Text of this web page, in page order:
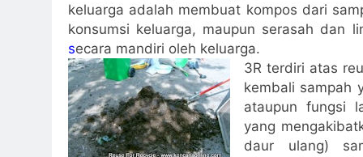
keluarga adalah membuat kompos dari
konsumsi keluarga, maupun serasah dan
secara mandiri oleh keluarga.
3R terdiri atas
kembali sampah
ataupun fungsi
yang
daur ulang)